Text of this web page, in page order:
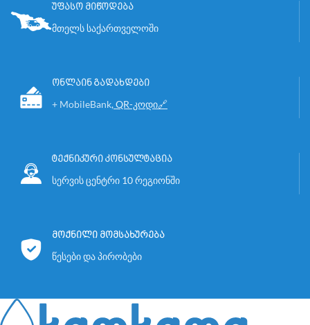
უფასო მიწოდება
მთელს საქართველოში
ონლაინ გადახდები
+ MobileBank,QR-კოდი🔗
ტექნიკური კონსულტაცია
სერვის ცენტრი 10 რეგიონში
მოქნილი მომსახურება
წესები და პირობები